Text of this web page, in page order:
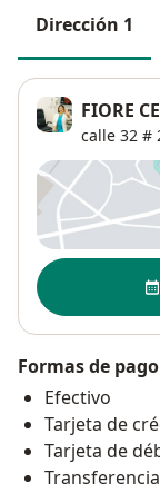
Dirección 1
FIORE
calle 32 #
Disponibilidad
Formas de
Efectivo
Tarjeta de
Tarjeta de
Transferencia